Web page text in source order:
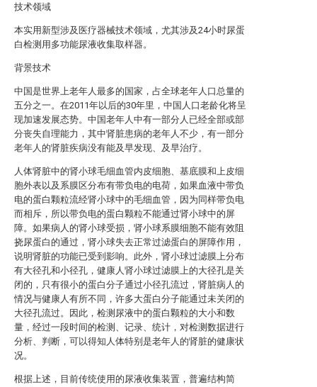
技术领域
本实用新型涉及医疗器械技术领域，尤其涉及24小时尿蛋
白检测用多功能尿液收集取样器。
背景技术
中国是世界上老年人最多的国家，占全球老年人口总量的
五分之一。在2011年以后的30年里，中国人口老龄化将呈
现加速发展态势。中国老年人中有一部分人已经全部或部
分丧失自理能力，其中肾脏患病的老年人不少，有一部分
老年人的肾脏疾病没有能及早发现、及早治疗。
人体肾脏中的肾小球毛细血管内皮细胞、基底膜和上皮细
胞外表以及系膜区分布有带负电的电荷，如果血液中带负
电的蛋白颗粒流经肾小球中的毛细血管，因为同样带负电
而相斥，所以带负电的蛋白颗粒不能通过肾小球中的屏
障。如果病人的肾小球受损，肾小球系膜细胞不能有效阻
挠尿蛋白的通过，肾小球失去正常过滤蛋白的屏障作用，
说明肾脏的功能已受到影响。此外，肾小球过滤膜上分布
有大径孔和小径孔，健康人肾小球过滤膜上的大径孔是关
闭的，只有很小的蛋白分子通过小径孔流过，肾脏病人的
情况与健康人有所不同，许多大蛋白分子能通过未关闭的
大径孔流过。因此，检测尿液中的蛋白颗粒的大小和数
量，经过一段时间的检测、记录、统计，对检测数据进行
分析、判断，可以得知人体特别是老年人的肾脏的健康状
况。
根据上述，目前传统使用的尿液收集装置，普遍结构简